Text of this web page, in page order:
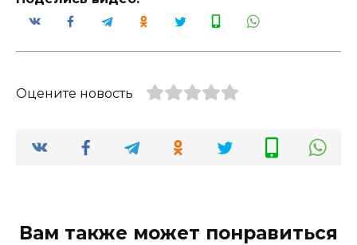
Оцените новость
Вам также может понравиться